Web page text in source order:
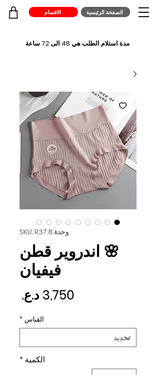
الصفخة الرئيسية الاقسام
مدة استلام الطلب هي 48 الى 72 ساعة
وحدة SKU: R37.8
🌸 اندروير قطن
فيفيان
القياس *
الكمية *